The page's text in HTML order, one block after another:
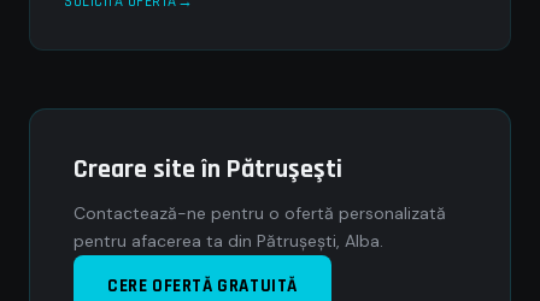
Creare site în Pătruşeşti
Contactează-ne pentru o ofertă personalizată
pentru afacerea ta din Pătruşeşti, Alba.
CERE OFERTĂ GRATUITĂ